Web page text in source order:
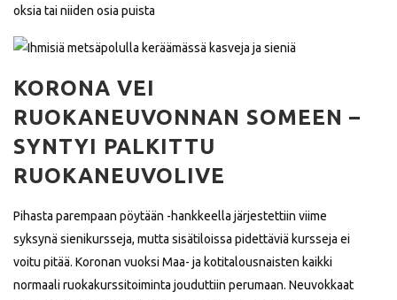
oksia tai niiden osia puista
KORONA VEI
RUOKANEUVONNAN SOMEEN –
SYNTYI PALKITTU
RUOKANEUVOLIVE
Pihasta parempaan pöytään -hankkeella järjestettiin viime
syksynä sienikursseja, mutta sisätiloissa pidettäviä kursseja ei
voitu pitää. Koronan vuoksi Maa- ja kotitalousnaisten kaikki
normaali ruokakurssitoiminta jouduttiin perumaan. Neuvokkaat